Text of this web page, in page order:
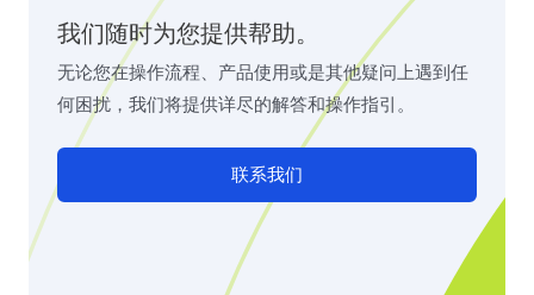
我们随时为您提供帮助。
无论您在操作流程、产品使用或是其他疑问上遇到任
何困扰，我们将提供详尽的解答和操作指引。
联系我们